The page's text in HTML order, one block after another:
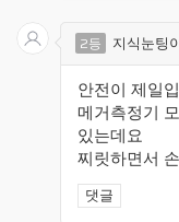
2등 지식눈팅
안전이 제일
메거측정기
있는데요
찌릿하면서
댓글